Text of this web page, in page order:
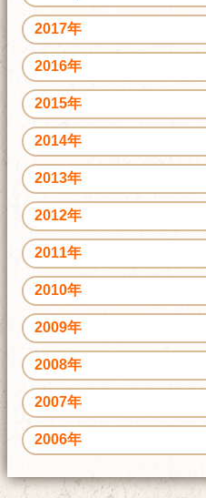
2017年
2016年
2015年
2014年
2013年
2012年
2011年
2010年
2009年
2008年
2007年
2006年